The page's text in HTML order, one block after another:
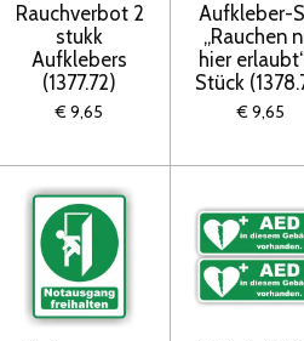
Rauchverbot 2
stukk
Aufklebers
(1377.72)
€ 9,65
Aufkleber-
„Rauchen
hier
Stück
€ 9,65